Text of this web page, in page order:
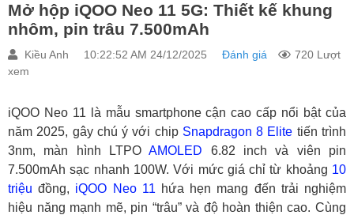
Mở hộp iQOO Neo 11 5G: Thiết kế khung
nhôm, pin trâu 7.500mAh
Kiều Anh 10:22:52 AM 24/12/2025 Đánh giá
720 Lượt
xem
iQOO Neo 11 là mẫu smartphone cận cao cấp nổi bật của
năm 2025, gây chú ý với chip Snapdragon 8 Elite tiến trình
3nm, màn hình LTPOAMOLED 6.82 inch và viên pin
7.500mAh sạc nhanh 100W. Với mức giá chỉ từ khoảng 10
triệu đồng, iQOO Neo 11 hứa hẹn mang đến trải nghiệm
hiệu năng mạnh mẽ, pin “trâu” và độ hoàn thiện cao. Cùng